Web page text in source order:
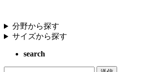
分野から探す
サイズから探す
search